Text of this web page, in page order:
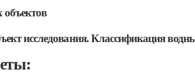
исследования. Классификация